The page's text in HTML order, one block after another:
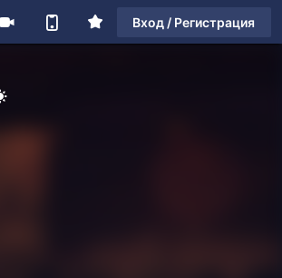
Вход / Регистрация